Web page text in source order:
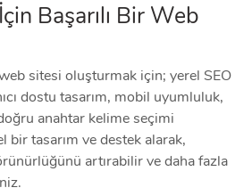
Başarılı Bir Web
sitesi oluşturmak için; yerel SEO
dostu tasarım, mobil uyumluluk,
anahtar kelime seçimi
tasarım ve destek alarak,
artırabilir ve daha fazla